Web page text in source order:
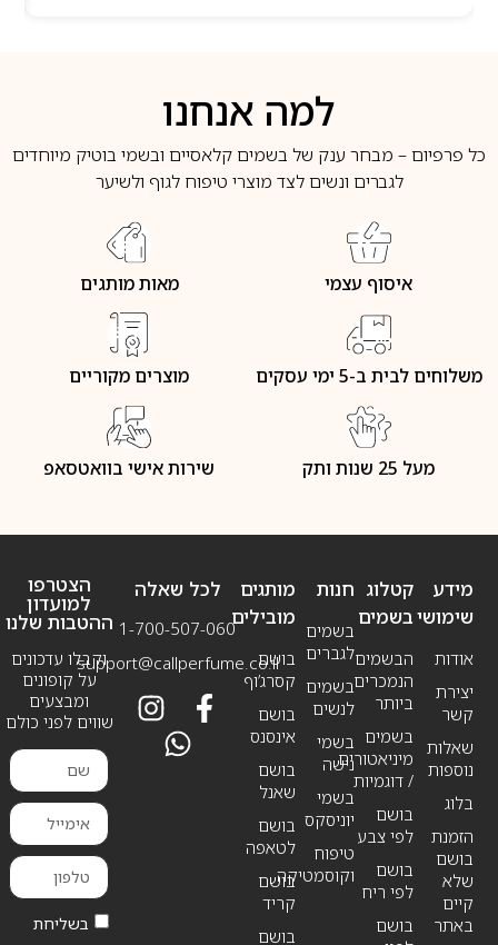
למה אנחנו
כל פרפיום – מבחר ענק של בשמים קלאסיים ובשמי בוטיק מיוחדים
לגברים ונשים לצד מוצרי טיפוח לגוף ולשיער
איסוף עצמי מאות מותגים
משלוחים לבית ב-5 ימי עסקים מוצרים מקוריים
מעל 25 שנות ותק שירות אישי בוואטסאפ
מידע
שימושי
אודות
יצירת
קשר
שאלות
נוספות
בלוג
הזמנת
בושם
שלא
קיים
באתר
חנות
בשמים
לגברים
בשמים
לנשים
בשמי
נישה
בשמי
יוניסקס
טיפוח
וקוסמטיקה
קטלוג
בשמים
הבשמים
הנמכרים
ביותר
בשמים
מיניאטורים
/ דוגמיות
בושם
לפי צבע
בושם
לפי ריח
בושם
מותגים
מובילים
בושם
קסרג’וף
בושם
אינסנס
בושם
שאנל
בושם
לטאפה
בושם
קריד
בושם
לכל שאלה
1-700-507-060
support@callperfume.co.il
הצטרפו
למועדון
ההטבות שלנו
וקבלו עדכונים
על קופונים
ומבצעים
שווים לפני כולם
בשליחת